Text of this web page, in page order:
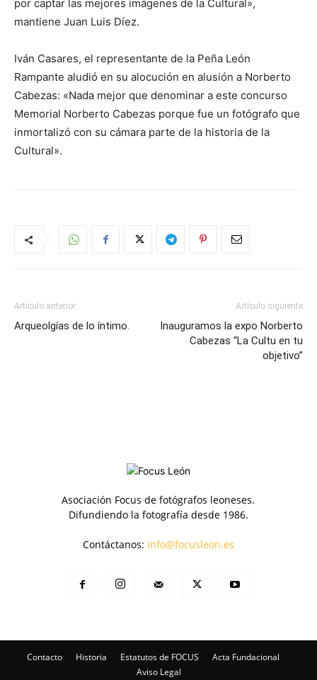
por captar las mejores imágenes de la Cultural»,
mantiene Juan Luis Díez.
Iván Casares, el representante de la Peña León
Rampante aludió en su alocución en alusión a Norberto
Cabezas: «Nada mejor que denominar a este concurso
Memorial Norberto Cabezas porque fue un fotógrafo que
inmortalizó con su cámara parte de la historia de la
Cultural».
Artículo anterior
Arqueolgías de lo íntimo.
Artículo siguiente
Inauguramos la expo Norberto
Cabezas “La Cultu en tu
objetivo”
Asociación Focus de fotógrafos leoneses.
Difundiendo la fotografía desde 1986.
Contáctanos: info@focusleon.es
Contacto Historia Estatutos de FOCUS
Acta Fundacional
Aviso Legal